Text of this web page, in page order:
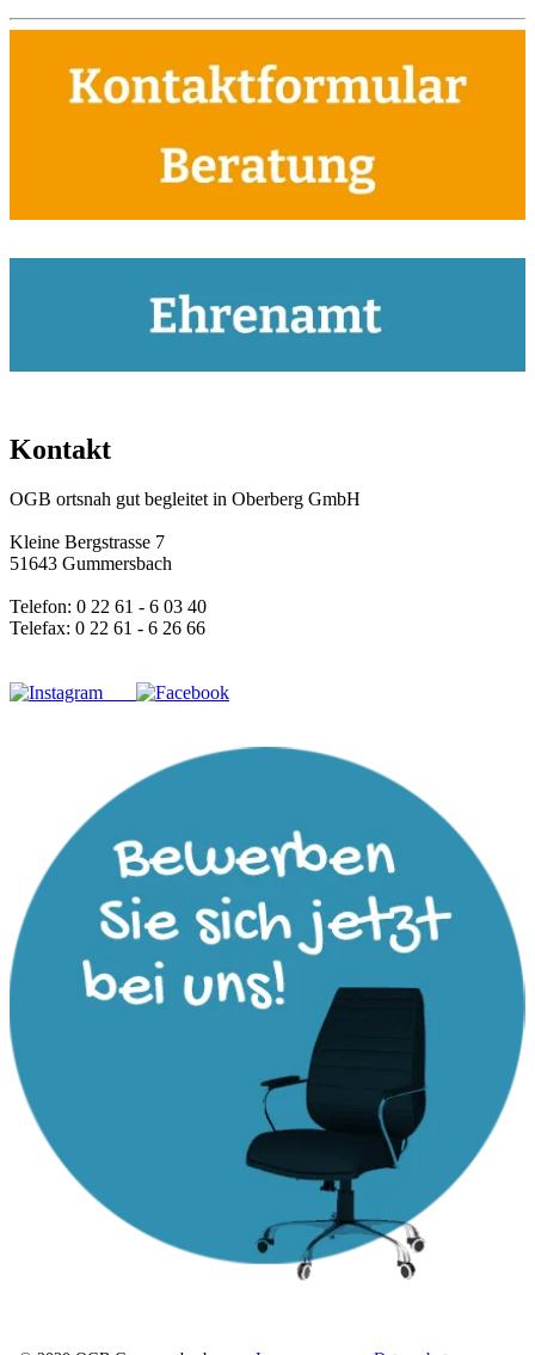
Kontakt
OGB ortsnah gut begleitet in Oberberg GmbH
Kleine Bergstrasse 7
51643 Gummersbach
Telefon: 0 22 61 - 6 03 40
Telefax: 0 22 61 - 6 26 66